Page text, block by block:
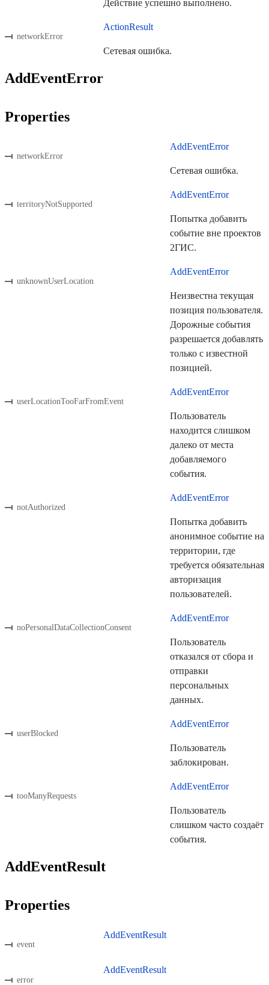
Действие успешно выполнено.
networkError
ActionResult
Сетевая ошибка.
AddEventError
Properties
networkError
AddEventError
Сетевая ошибка.
territoryNotSupported
AddEventError
Попытка добавить
событие вне проектов
2ГИС.
unknownUserLocation
AddEventError
Неизвестна текущая
позиция пользователя.
Дорожные события
разрешается добавлять
только с известной
позицией.
userLocationTooFarFromEvent
AddEventError
Пользователь
находится слишком
далеко от места
добавляемого
события.
notAuthorized
AddEventError
Попытка добавить
анонимное событие на
территории, где
требуется обязательная
авторизация
пользователей.
noPersonalDataCollectionConsent
AddEventError
Пользователь
отказался от сбора и
отправки
персональных
данных.
userBlocked
AddEventError
Пользователь
заблокирован.
tooManyRequests
AddEventError
Пользователь
слишком часто создаёт
события.
AddEventResult
Properties
event
AddEventResult
error
AddEventResult